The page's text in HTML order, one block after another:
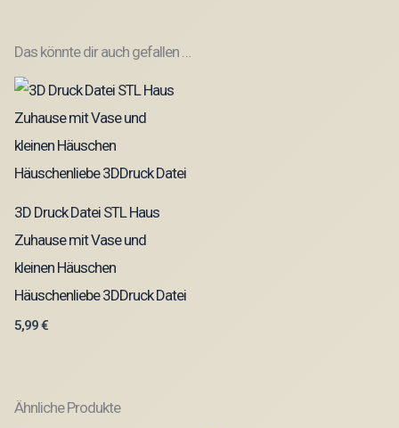
Das könnte dir auch gefallen …
3D Druck Datei STL Haus
Zuhause mit Vase und
kleinen Häuschen
Häuschenliebe 3DDruck Datei
5,99€
Ähnliche Produkte